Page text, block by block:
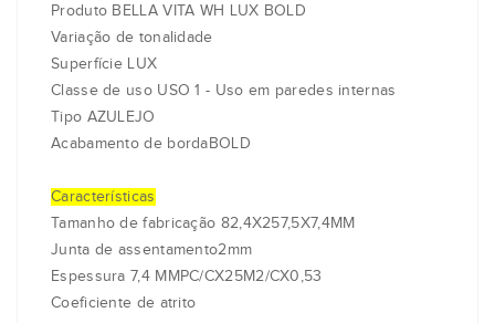
Produto BELLA VITA WH LUX BOLD
Variação de tonalidade
Superfície LUX
Classe de uso USO 1 - Uso em paredes internas
Tipo AZULEJO
Acabamento de bordaBOLD
Características
Tamanho de fabricação 82,4X257,5X7,4MM
Junta de assentamento2mm
Espessura 7,4 MMPC/CX25M2/CX0,53
Coeficiente de atrito